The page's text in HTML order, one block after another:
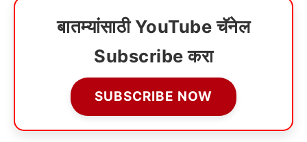
बातम्यांसाठी YouTube चॅनेल
Subscribe करा
SUBSCRIBE NOW